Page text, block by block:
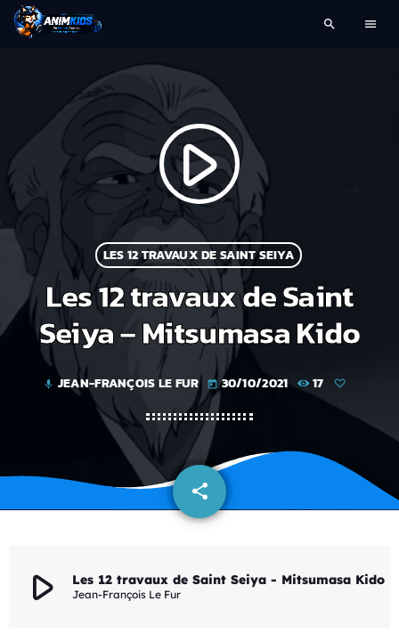
search menu
play_arrow
LES 12 TRAVAUX DE SAINT SEIYA
Les 12 travaux de Saint
Seiya – Mitsumasa Kido
mic JEAN-FRANÇOIS LE FUR today 30/10/2021 17
share
email
play_arrow Les 12 travaux de Saint Seiya - Mitsumasa Kido
Jean-François Le Fur